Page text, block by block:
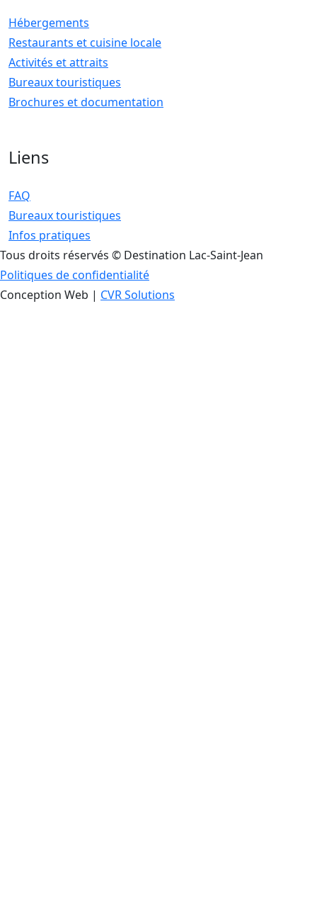
Hébergements
Restaurants et cuisine locale
Activités et attraits
Bureaux touristiques
Brochures et documentation
Liens
FAQ
Bureaux touristiques
Infos pratiques
Tous droits réservés © Destination Lac-Saint-Jean
Politiques de confidentialité
Conception Web | CVR Solutions